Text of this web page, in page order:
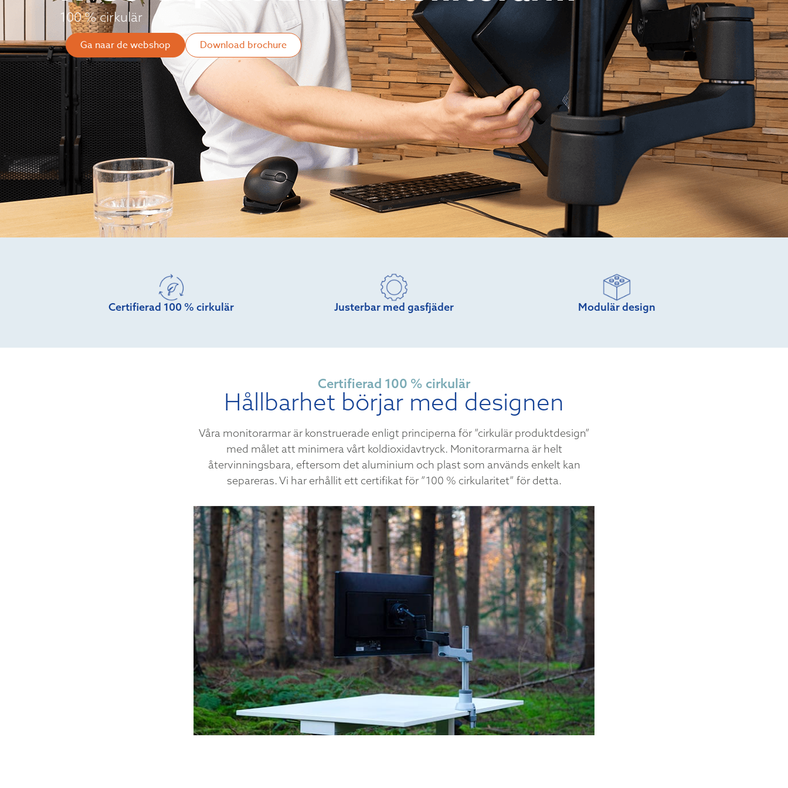
100 % cirkulär
Ga naar de webshop Download brochure
Certifierad 100 % cirkulär Justerbar med gasfjäder Modulär design
Certifierad 100 % cirkulär
Hållbarhet börjar med designen
Våra monitorarmar är konstruerade enligt principerna för ”cirkulär produktdesign”
med målet att minimera vårt koldioxidavtryck. Monitorarmarna är helt
återvinningsbara, eftersom det aluminium och plast som används enkelt kan
separeras. Vi har erhållit ett certifikat för ”100 % cirkularitet” för detta.